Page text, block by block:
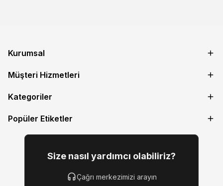
Kurumsal
Müşteri Hizmetleri
Kategoriler
Popüler Etiketler
Size nasıl yardımcı olabiliriz?
Çağrı merkezimizi arayın